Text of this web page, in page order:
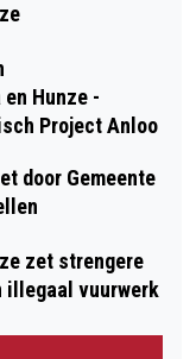
Hunze -
Project Anloo
door Gemeente
zet strengere
illegaal vuurwerk